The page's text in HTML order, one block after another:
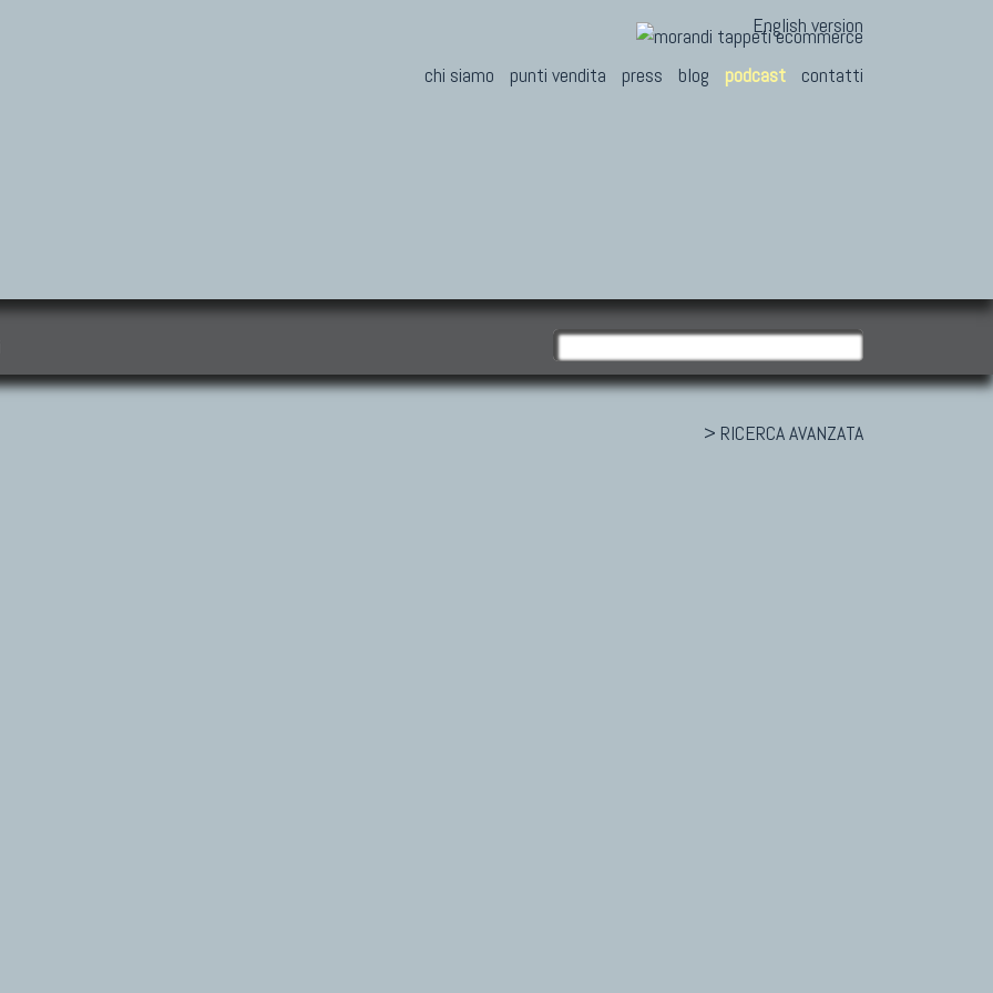
English version
chi siamo
punti vendita press blog podcast contatti
> RICERCA AVANZATA
DI DESIGN D'ARTE